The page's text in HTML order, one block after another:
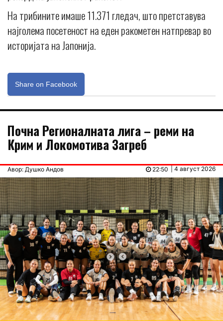
На трибините имаше 11.371 гледач, што претставува
најголема посетеност на еден ракометен натпревар во
историјата на Јапонија.
Share on Facebook
Почна Регионалната лига – реми на
Крим и Локомотива Загреб
Авор: Душко Андов | 4 август 2026
22:50